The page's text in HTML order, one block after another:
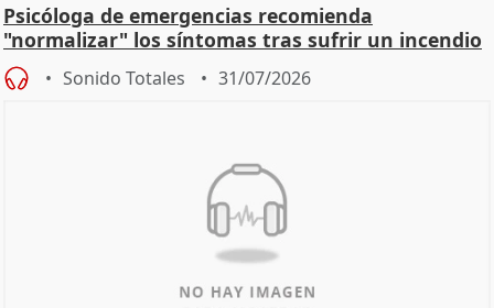
Psicóloga de emergencias recomienda
"normalizar" los síntomas tras sufrir un incendio
Sonido Totales 31/07/2026